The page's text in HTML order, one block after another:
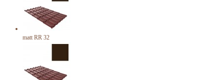
matt RR 32